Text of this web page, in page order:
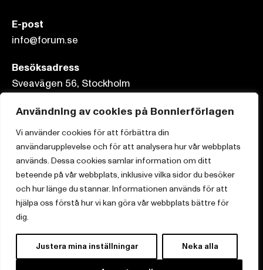
Användning av cookies på Bonnierförlagen
Vi använder cookies för att förbättra din
användarupplevelse och för att analysera hur vår webbplats
används. Dessa cookies samlar information om ditt
beteende på vår webbplats, inklusive vilka sidor du besöker
och hur länge du stannar. Informationen används för att
hjälpa oss förstå hur vi kan göra vår webbplats bättre för
dig.
Justera mina inställningar Neka alla
E-post
info@forum.se
Besöksadress
Sveavägen 56, Stockholm
Postadress
Box 3159, 103 63 Stockholm
Om Bonnierförlagen
Cookies
Integritetspolicy